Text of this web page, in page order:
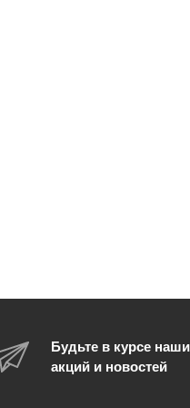
Будьте в курсе
акций и новостей